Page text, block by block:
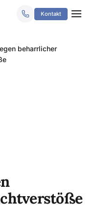
Kontakt
beharrlicher